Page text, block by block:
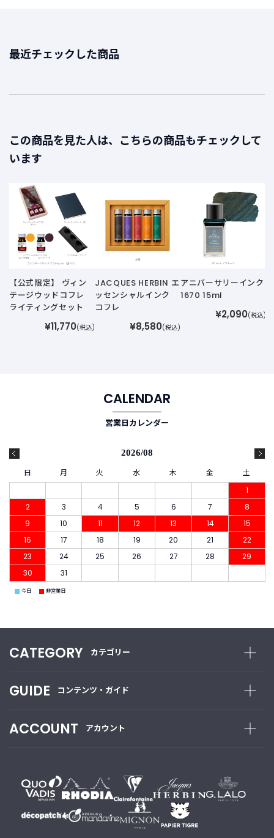
最近チェックした商品
この商品を見た人は、こちらの商品もチェックして
います
【公式限定】 ヴィン
テージウッドコフレ
ライティングセット
¥11,770(税込)
JACQUES HERBIN エ
ッセンシャルインク
コフレ
¥8,580(税込)
アニバーサリーインク
1670 15ml
¥2,090(税込)
CALENDAR
営業日カレンダー
2026/08
日 月 火 水 木 金
土
1
2
3 4 5 6 7
8
9
10 11 12 13 14
15
16
17 18 19 20 21
22
23
24 25 26 27 28
29
30
31
■ 今日 ■ 非営業日
CATEGORY カテゴリー
GUIDE コンテンツ・ガイド
ACCOUNT アカウント